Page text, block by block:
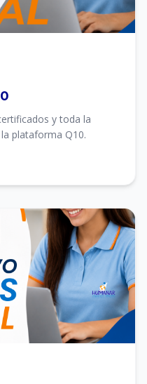
y toda la
plataforma Q10.